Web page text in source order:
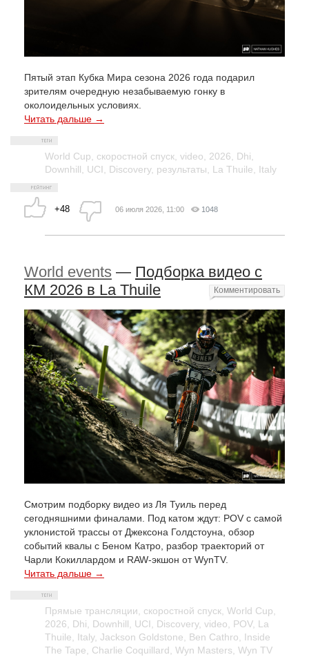
Пятый этап Кубка Мира сезона 2026 года подарил
зрителям очередную незабываемую гонку в
околоидельных условиях.
Читать дальше →
World Cup, скоростной спуск, video, 2026, Dhi,
Downhill, UCI, Discovery, результаты, La Thuile, Italy
+48 06 июля 2026, 11:00 1048
World events — Подборка видео с
КМ 2026 в La Thuile
Смотрим подборку видео из Ля Туиль перед
сегодняшними финалами. Под катом ждут: POV с самой
уклонистой трассы от Джексона Голдстоуна, обзор
событий квалы с Беном Катро, разбор траекторий от
Чарли Кокиллардом и RAW-экшон от WynTV.
Читать дальше →
Прямые трансляции, скоростной спуск, World Cup,
2026, Dhi, Downhill, UCI, Discovery, video, POV, La
Thuile, Italy, Jackson Goldstone, Ben Cathro, Inside
The Tape, Charlie Coquillard, Wyn Masters, Wyn TV
Комментировать